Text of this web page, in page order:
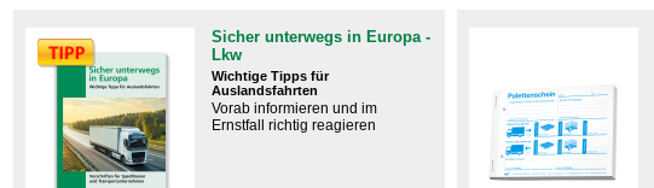
Sicher unterwegs in Europa -
Lkw
Wichtige Tipps für
Auslandsfahrten
Vorab informieren und im
Ernstfall richtig reagieren​